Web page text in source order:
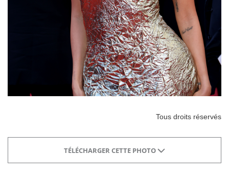
Tous droits réservés
TÉLÉCHARGER CETTE PHOTO